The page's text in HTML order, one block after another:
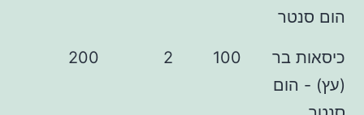
בר
100
2
200